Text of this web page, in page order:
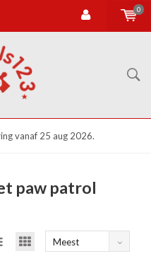
0
vanaf 25 aug 2026.
paw patrol
Meest